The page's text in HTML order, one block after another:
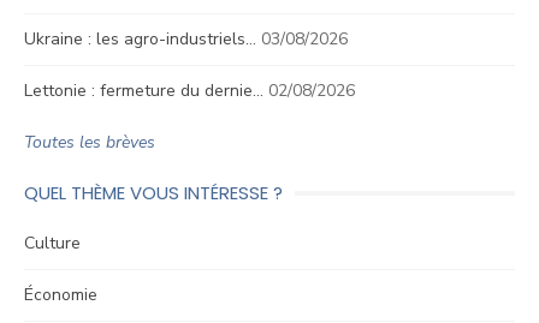
Ukraine : les agro-industriels… 03/08/2026
Lettonie : fermeture du dernie… 02/08/2026
Toutes les brèves
QUEL THÈME VOUS INTÉRESSE ?
Culture
Économie